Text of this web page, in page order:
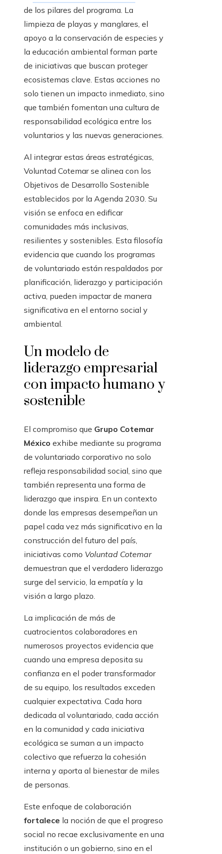
de los pilares del programa. La
limpieza de playas y manglares, el
apoyo a la conservación de especies y
la educación ambiental forman parte
de iniciativas que buscan proteger
ecosistemas clave. Estas acciones no
solo tienen un impacto inmediato, sino
que también fomentan una cultura de
responsabilidad ecológica entre los
voluntarios y las nuevas generaciones.
Al integrar estas áreas estratégicas,
Voluntad Cotemar se alinea con los
Objetivos de Desarrollo Sostenible
establecidos por la Agenda 2030. Su
visión se enfoca en edificar
comunidades más inclusivas,
resilientes y sostenibles. Esta filosofía
evidencia que cuando los programas
de voluntariado están respaldados por
planificación, liderazgo y participación
activa, pueden impactar de manera
significativa en el entorno social y
ambiental.
Un modelo de
liderazgo empresarial
con impacto humano y
sostenible
El compromiso que Grupo Cotemar
México exhibe mediante su programa
de voluntariado corporativo no solo
refleja responsabilidad social, sino que
también representa una forma de
liderazgo que inspira. En un contexto
donde las empresas desempeñan un
papel cada vez más significativo en la
construcción del futuro del país,
iniciativas como Voluntad Cotemar
demuestran que el verdadero liderazgo
surge del servicio, la empatía y la
visión a largo plazo.
La implicación de más de
cuatrocientos colaboradores en
numerosos proyectos evidencia que
cuando una empresa deposita su
confianza en el poder transformador
de su equipo, los resultados exceden
cualquier expectativa. Cada hora
dedicada al voluntariado, cada acción
en la comunidad y cada iniciativa
ecológica se suman a un impacto
colectivo que refuerza la cohesión
interna y aporta al bienestar de miles
de personas.
Este enfoque de colaboración
fortalece la noción de que el progreso
social no recae exclusivamente en una
institución o un gobierno, sino en el